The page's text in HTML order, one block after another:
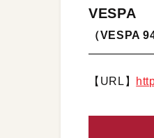
VESPA
（VESPA
【URL】